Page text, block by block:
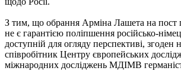
З тим, що обрання Арміна Лашета на пост
не є гарантією поліпшення російсько-
доступній для огляду перспективі, згоден
співробітник Центру європейських
міжнародних досліджень МДІМВ